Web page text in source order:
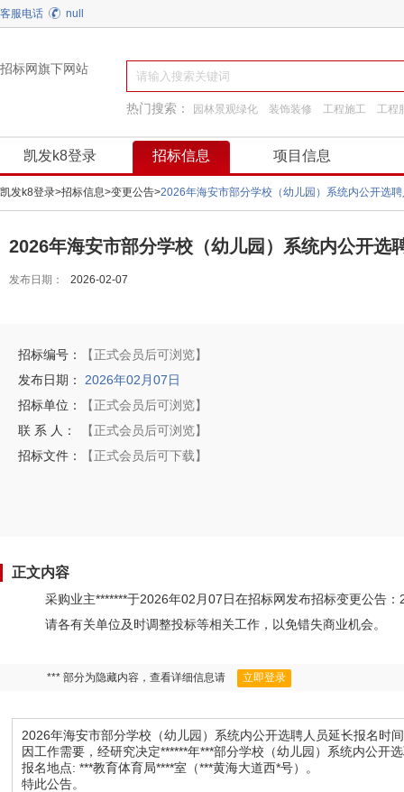
客服电话 null
招标网旗下网站
热门搜索： 园林景观绿化 装饰装修 工程施工
工程
凯发k8登录 招标信息 项目信息
凯发k8登录>招标信息>变更公告>2026年海安市部分学校（幼儿园）系统内公开选
2026年海安市部分学校（幼儿园）系统内公开选
发布日期： 2026-02-07
招标编号：
【正式会员后可浏览】
发布日期：
2026年02月07日
招标单位：
【正式会员后可浏览】
联 系 人：
【正式会员后可浏览】
招标文件：
【正式会员后可下载】
正文内容
采购业主*******于2026年02月07日在招标网发布招标变更公告
请各有关单位及时调整投标等相关工作，以免错失商业机会。
*** 部分为隐藏内容，查看详细信息请 立即登录
2026年海安市部分学校（幼儿园）系统内公开选聘人员延长报名时
因工作需要，经研究决定******年***部分学校（幼儿园）系统内公开
报名地点: ***教育体育局****室（***黄海大道西*号）。
特此公告。